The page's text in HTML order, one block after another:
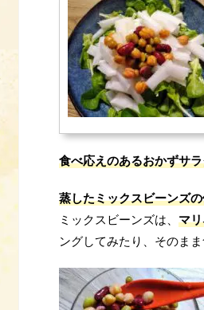
食べ応えのあるおかずサ
蒸したミックスビーンズ
ミックスビーンズは、 マ
ングしてみたり、そのま